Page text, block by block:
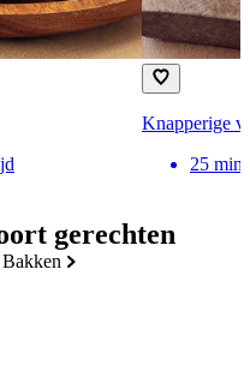
gerechten
bakken
Knapperige
25 min